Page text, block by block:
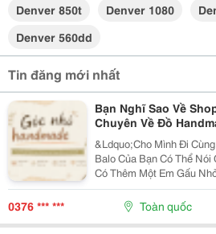
Denver 850t
Denver 1080
Denver 560dd
Tin đăng mới nhất
Bạn Nghĩ Sao Về
Chuyên Về Đồ
&Ldquo;Cho Mình Đi Cùng Bạn
Balo Của Bạn Có Thể
Có Thêm Một Em Gấu
Cạnh. Từ Những Buổi Đi Học, Đi Làm, Đi Cà Phê Hay
Những Chuyến Đi Chơi
Bông...
0376 *** *** Toàn quốc